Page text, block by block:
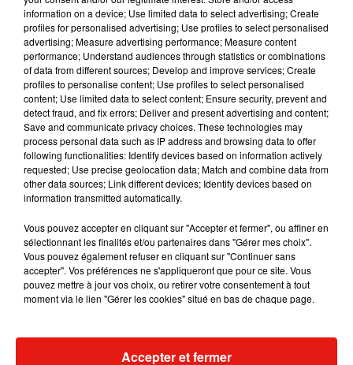
Musique
Julien Lieb s’essaye à la vie de
Madonna
information on a device; Use limited data to select advertising; Create
profiles for personalised advertising; Use profiles to select personalised
advertising; Measure advertising performance; Measure content
performance; Understand audiences through statistics or combinations
of data from different sources; Develop and improve services; Create
profiles to personalise content; Use profiles to select personalised
content; Use limited data to select content; Ensure security, prevent and
detect fraud, and fix errors; Deliver and present advertising and content;
Save and communicate privacy choices. These technologies may
process personal data such as IP address and browsing data to offer
following functionalities: Identify devices based on information actively
requested; Use precise geolocation data; Match and combine data from
other data sources; Link different devices; Identify devices based on
information transmitted automatically.
Vous pouvez accepter en cliquant sur "Accepter et fermer", ou affiner en
sélectionnant les finalités et/ou partenaires dans "Gérer mes choix".
Vous pouvez également refuser en cliquant sur "Continuer sans
accepter". Vos préférences ne s'appliqueront que pour ce site. Vous
pouvez mettre à jour vos choix, ou retirer votre consentement à tout
moment via le lien "Gérer les cookies" situé en bas de chaque page.
Accepter et fermer